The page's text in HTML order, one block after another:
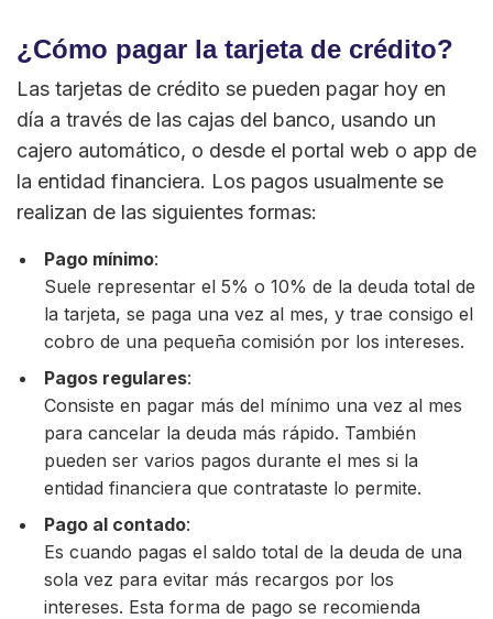
¿Cómo pagar la tarjeta de crédito?
Las tarjetas de crédito se pueden pagar hoy en
día a través de las cajas del banco, usando un
cajero automático, o desde el portal web o app de
la entidad financiera. Los pagos usualmente se
realizan de las siguientes formas:
Pago mínimo:
Suele representar el 5% o 10% de la deuda total de
la tarjeta, se paga una vez al mes, y trae consigo el
cobro de una pequeña comisión por los intereses.
Pagos regulares:
Consiste en pagar más del mínimo una vez al mes
para cancelar la deuda más rápido. También
pueden ser varios pagos durante el mes si la
entidad financiera que contrataste lo permite.
Pago al contado:
Es cuando pagas el saldo total de la deuda de una
sola vez para evitar más recargos por los
intereses. Esta forma de pago se recomienda